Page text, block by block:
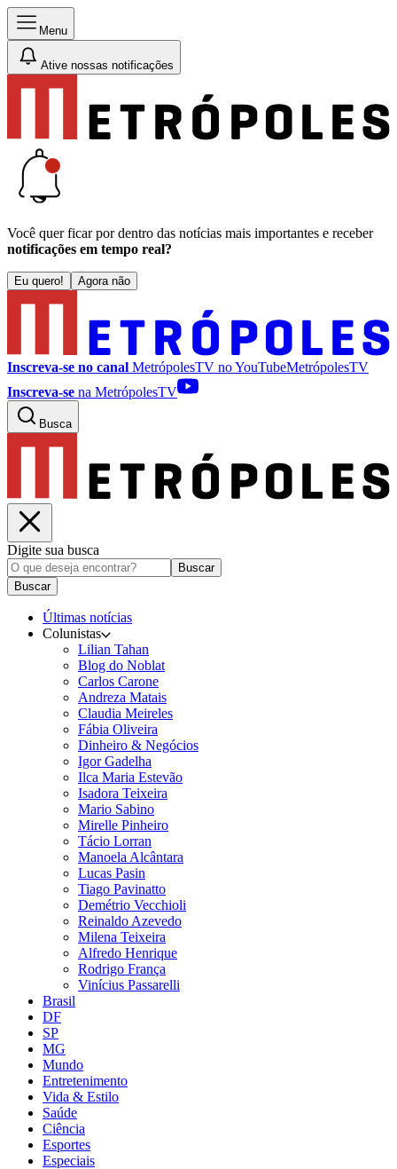
Menu
Ative nossas notificações
Você quer ficar por dentro das notícias mais importantes e receber
notificações em tempo real?
Eu quero! Agora não
Inscreva-se no canal MetrópolesTV noYouTubeMetrópolesTV
Inscreva-se na MetrópolesTV
Busca
Digite sua busca
Buscar
Buscar
Últimas notícias
Colunistas
Lilian Tahan
Blog do Noblat
Carlos Carone
Andreza Matais
Claudia Meireles
Fábia Oliveira
Dinheiro & Negócios
Igor Gadelha
Ilca Maria Estevão
Isadora Teixeira
Mario Sabino
Mirelle Pinheiro
Tácio Lorran
Manoela Alcântara
Lucas Pasin
Tiago Pavinatto
Demétrio Vecchioli
Reinaldo Azevedo
Milena Teixeira
Alfredo Henrique
Rodrigo França
Vinícius Passarelli
Brasil
DF
SP
MG
Mundo
Entretenimento
Vida & Estilo
Saúde
Ciência
Esportes
Especiais